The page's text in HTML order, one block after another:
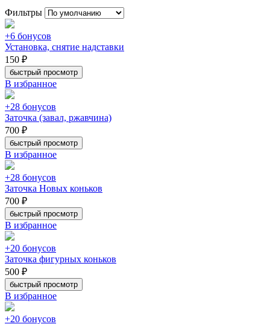
Фильтры
+6 бонусов
Установка, снятие надставки
150 ₽
быстрый просмотр
В избранное
+28 бонусов
Заточка (завал, ржавчина)
700 ₽
быстрый просмотр
В избранное
+28 бонусов
Заточка Новых коньков
700 ₽
быстрый просмотр
В избранное
+20 бонусов
Заточка фигурных коньков
500 ₽
быстрый просмотр
В избранное
+20 бонусов